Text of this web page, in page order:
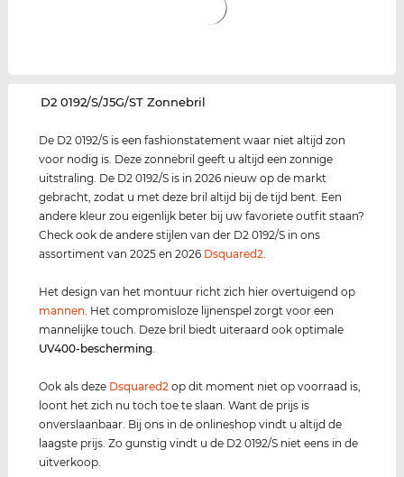
‌D2 0192/S/J5G/ST Zonnebril
De D2 0192/S is een fashionstatement waar niet altijd zon
voor nodig is. Deze zonnebril geeft u altijd een zonnige
uitstraling. De D2 0192/S is in 2026 nieuw op de markt
gebracht, zodat u met deze bril altijd bij de tijd bent. Een
andere kleur zou eigenlijk beter bij uw favoriete outfit staan?
Check ook de andere stijlen van der D2 0192/S in ons
assortiment van 2025 en 2026 Dsquared2
Het design van het montuur richt zich hier overtuigend op
mannen . Het compromisloze lijnenspel zorgt voor een
mannelijke touch. Deze bril biedt uiteraard ook optimale
UV400-bescherming
Ook als deze Dsquared2 op dit moment niet op voorraad is,
loont het zich nu toch toe te slaan. Want de prijs is
onverslaanbaar. Bij ons in de onlineshop vindt u altijd de
laagste prijs. Zo gunstig vindt u de D2 0192/S niet eens in de
uitverkoop.